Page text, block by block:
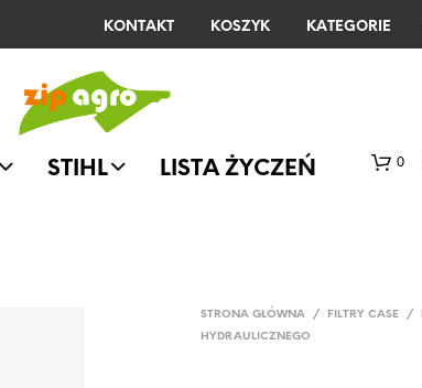
KONTAKT KOSZYK KATEGORIE
STIHL LISTA ŻYCZEŃ 0
STRONA GŁÓWNA / FILTRY CASE /
HYDRAULICZNEGO